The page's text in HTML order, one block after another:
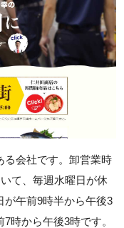
る会社です。卸営業時
て、毎週水曜日が休
が午前9時半から午後3
時から午後3時です。